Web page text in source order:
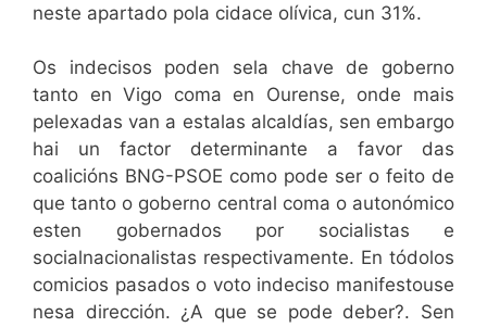
neste apartado pola cidace olívica, cun 31%.
Os indecisos poden sela chave de goberno
tanto en Vigo coma en Ourense, onde mais
pelexadas van a estalas alcaldías, sen embargo
hai un factor determinante a favor das
coalicións BNG-PSOE como pode ser o feito de
que tanto o goberno central coma o autonómico
esten gobernados por socialistas e
socialnacionalistas respectivamente. En tódolos
comicios pasados o voto indeciso manifestouse
nesa dirección. ¿A que se pode deber?. Sen